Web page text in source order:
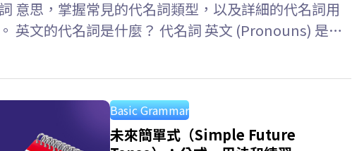
意思，掌握常見的代名詞類型，以及詳細的代名詞用
英文的代名詞是什麼？ 代名詞 英文 (Pronouns) 是用
語的詞，可以避免重複，使句子更簡潔自然。被代名詞
Basic Grammar
未來簡單式（Simple Future